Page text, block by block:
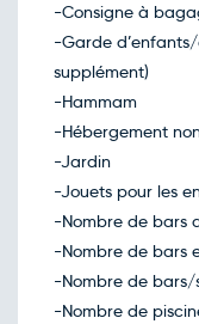
-Consigne à
-Garde
supplément)
-Hammam
-Hébergement
-Jardin
-Jouets pour les
-Nombre de bars
-Nombre de bars
-Nombre de bars/
-Nombre de